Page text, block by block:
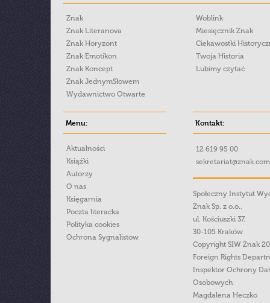
Znak
Znak Literanova
Znak Horyzont
Znak Emotikon
Znak Koncept
Znak JednymSłowem
Wydawnictwo Otwarte
Woblink
Miesięcznik Znak
Ciekawostki
Twoja Historia
Lubimy czytać
Menu:
Aktualności
Książki
Autorzy
O nas
Księgarnia
Poczta literacka
Polityka cookies
Ochrona Sygnalistow
Kontakt:
12 619 95 00
Społeczny Instytut
Znak Sp. z o.o.,
ul. Kościuszki 37,
30-105 Kraków
Copyright SIW Znak
Foreign Rights
Inspektor Ochrony
Osobowych
Magdalena Heczko